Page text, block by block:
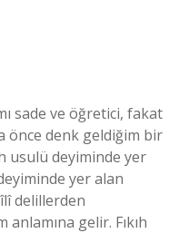
sade ve öğretici, fakat
önce denk geldiğim bir
usulü deyiminde yer
yer alan
delillerden
anlamına gelir. Fıkıh